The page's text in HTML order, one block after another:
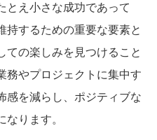
とえ小さな成功であって
持するための重要な要素と
ての楽しみを見つけること
務やプロジェクトに集中す
感を減らし、ポジティブな
ります。